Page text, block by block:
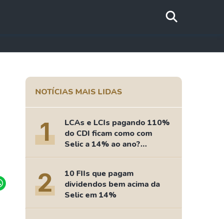
NOTÍCIAS MAIS LIDAS
1
LCAs e LCIs pagando 110%
do CDI ficam como com
Selic a 14% ao ano?
Fizemos as contas
2
10 FIIs que pagam
dividendos bem acima da
Selic em 14%